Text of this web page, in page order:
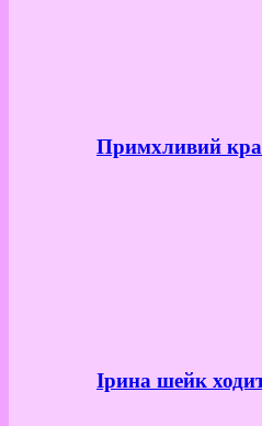
Примхливий
Ірина шейк